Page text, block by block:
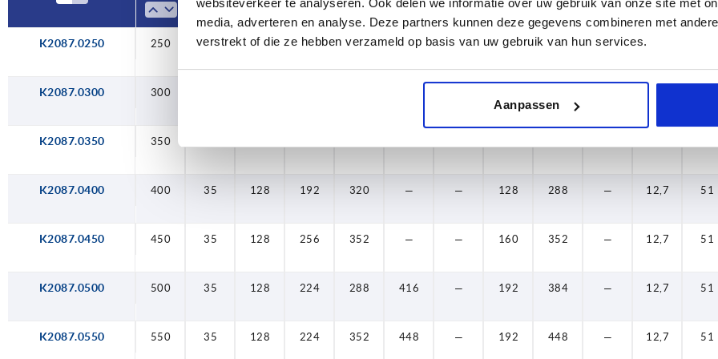
websiteverkeer te analyseren. Ook delen we informatie over uw gebruik van onze site met
media, adverteren en analyse. Deze partners kunnen deze gegevens combineren met
verstrekt of die ze hebben verzameld op basis van uw gebruik van hun services.
Aanpassen
550
650
250 35 — 96 160 — — 160 — —
300 35 — 96 224 — — 192 — —
350 35 128 256 — — — 96 256 —
400 35 128 192 320 — — 128 288 —
450 35 128 256 352 — — 160 352 —
500 35 128 224 288 416 — 192 384 —
550 35 128 224 352 448 — 192 448 —
600 35 128 224 352 512 — 224 480 —
650 35 128 224 352 448 576 256 544 —
700 35 128 224 352 480 608 256 448 576
K2087.0250 250 35 — 96 160 — — 160 — —
K2087.0300 300
K2087.0350 350
K2087.0400 400 35 128 192 320 — — 128 288 — 12,7 51
K2087.0450 450 35 128 256 352 — — 160 352 — 12,7 51
K2087.0500 500 35 128 224 288 416 — 192 384 — 12,7 51
K2087.0550 550 35 128 224 352 448 — 192 448 — 12,7 51